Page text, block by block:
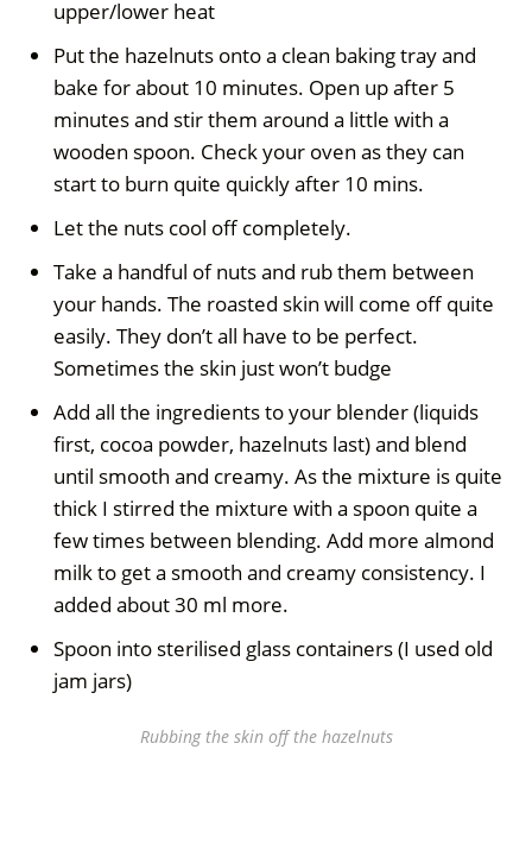
upper/lower heat
Put the hazelnuts onto a clean baking tray and
bake for about 10 minutes. Open up after 5
minutes and stir them around a little with a
wooden spoon. Check your oven as they can
start to burn quite quickly after 10 mins.
Let the nuts cool off completely.
Take a handful of nuts and rub them between
your hands. The roasted skin will come off quite
easily. They don’t all have to be perfect.
Sometimes the skin just won’t budge
Add all the ingredients to your blender (liquids
first, cocoa powder, hazelnuts last) and blend
until smooth and creamy. As the mixture is quite
thick I stirred the mixture with a spoon quite a
few times between blending. Add more almond
milk to get a smooth and creamy consistency. I
added about 30 ml more.
Spoon into sterilised glass containers (I used old
jam jars)
Rubbing the skin off the hazelnuts